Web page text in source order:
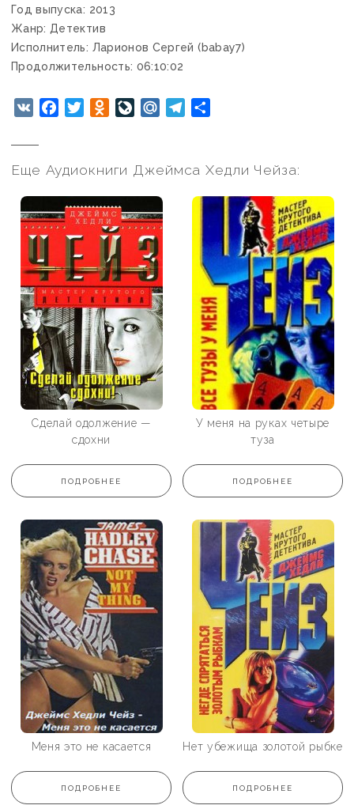
Год выпуска: 2013
Жанр: Детектив
Исполнитель: Ларионов Сергей (babay7)
Продолжительность: 06:10:02
VK Facebook
TwitterOdnoklassniki
LiveJournal
Mail.RuTelegram
Еще Аудиокниги Джеймса Хедли Чейза:
Сделай одолжение —
сдохни
ПОДРОБНЕЕ
У меня на руках четыре
туза
ПОДРОБНЕЕ
Меня это не касается
ПОДРОБНЕЕ
Нет убежища золотой рыбке
ПОДРОБНЕЕ